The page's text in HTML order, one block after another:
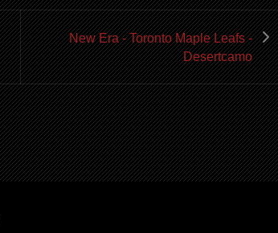
New Era - Toronto Maple Leafs -
Desertcamo